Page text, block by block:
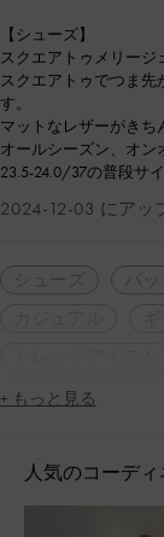
【シューズ】
スクエアトゥメリー
スクエアトゥでつま先
す。
マットなレザーがき
オールシーズン、オン
23.5-24.0/37の普段サ
2024-12-03 にアッ
シューズ
シンプル・ベーシ
定番アイテム
+ もっと見る
人気のコーディ